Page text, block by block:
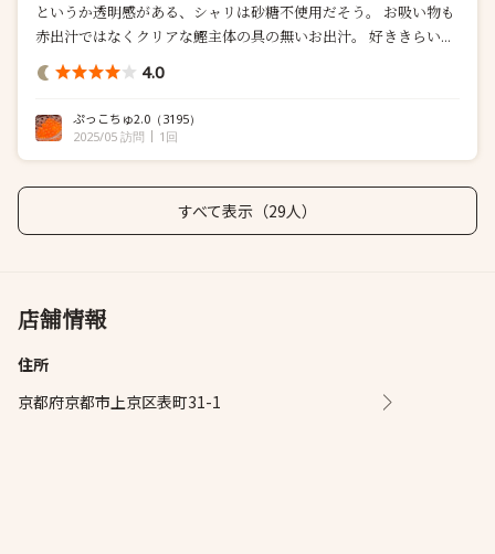
というか透明感がある、シャリは砂糖不使用だそう。 お吸い物も
赤出汁ではなくクリアな鰹主体の具の無いお出汁。 好ききらい...
4.0
ぷっこちゅ2.0 （3195）
2025/05 訪問
1回
すべて表示（29人）
店舗情報
住所
京都府京都市上京区表町31-1